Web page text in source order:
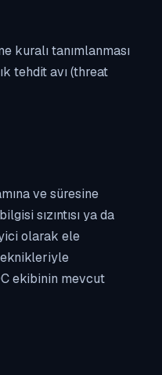
kuralı tanımlanması
tehdit avı (threat
ve süresine
sızıntısı ya da
olarak ele
ekibinin mevcut